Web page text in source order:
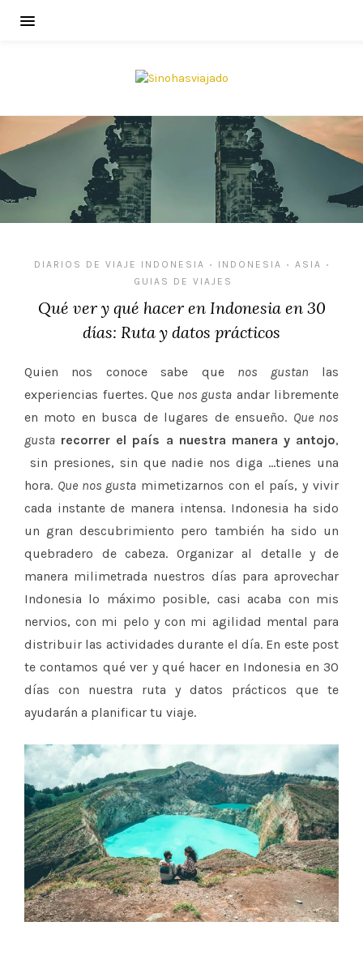
DIARIOS DE VIAJE INDONESIA • INDONESIA • ASIA •
GUIAS DE VIAJES
Qué ver y qué hacer en Indonesia en 30
días: Ruta y datos prácticos
Quien nos conoce sabe que nos gustan las
experiencias fuertes. Que nos gusta andar libremente
en moto en busca de lugares de ensueño. Que nos
gusta recorrer el país a nuestra manera y antojo,
sin presiones, sin que nadie nos diga …tienes una
hora. Que nos gusta mimetizarnos con el país, y vivir
cada instante de manera intensa. Indonesia ha sido
un gran descubrimiento pero también ha sido un
quebradero de cabeza. Organizar al detalle y de
manera milimetrada nuestros días para aprovechar
Indonesia lo máximo posible, casi acaba con mis
nervios, con mi pelo y con mi agilidad mental para
distribuir las actividades durante el día. En este post
te contamos qué ver y qué hacer en Indonesia en 30
días con nuestra ruta y datos prácticos que te
ayudarán a planificar tu viaje.